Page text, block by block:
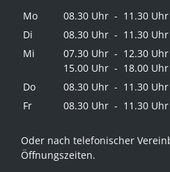
Mo
08.30 Uhr - 11.30 Uhr
Di
08.30 Uhr - 11.30 Uhr
Mi
07.30 Uhr - 12.30 Uhr
15.00 Uhr - 18.00 Uhr
Do
08.30 Uhr - 11.30 Uhr
Fr
08.30 Uhr - 11.30 Uhr
Oder nach telefonischer
Öffnungszeiten.